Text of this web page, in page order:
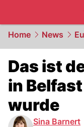
Home News
Das ist
in
wurde
Sina Barnert